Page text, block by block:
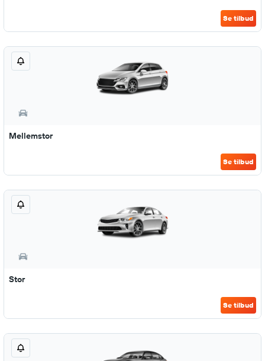
Se tilbud
Mellemstor
Se tilbud
Stor
Se tilbud